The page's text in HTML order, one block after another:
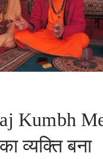
Kumbh
व्यक्ति बना